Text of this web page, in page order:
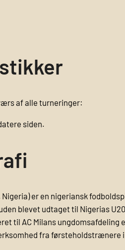
af alle turneringer:
siden.
er en nigeriansk
blevet udtaget til Nigerias
til AC Milans
fra førsteholdstrænere i